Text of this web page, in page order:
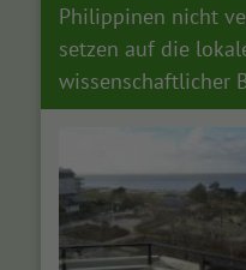
Philippinen nicht
setzen auf die
wissenschaftlicher